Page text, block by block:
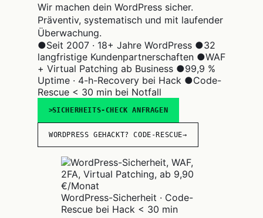
Wir machen dein WordPress sicher.
Präventiv, systematisch und mit laufender
Überwachung.
●Seit 2007 · 18+ Jahre WordPress ●32
langfristige Kundenpartnerschaften ●WAF
+ Virtual Patching ab Business ●99,9 %
Uptime · 4-h-Recovery bei Hack ●Code-
Rescue < 30 min bei Notfall
SICHERHEITS-CHECK ANFRAGEN
WORDPRESS GEHACKT? CODE-RESCUE→
WordPress-Sicherheit · Code-
Rescue bei Hack < 30 min